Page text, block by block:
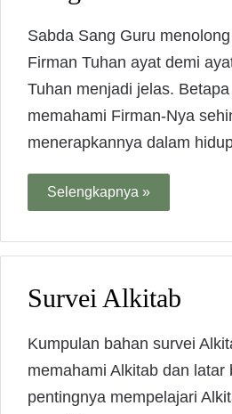
Sabda Sang Guru
Firman Tuhan ayat demi
Tuhan menjadi jelas.
memahami Firman-Nya
menerapkannya dalam
Selengkapnya »
Survei Alkitab
Kumpulan bahan survei
memahami Alkitab dan latar
pentingnya mempelajari